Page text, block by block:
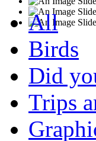
All
Birds
Did
Trips